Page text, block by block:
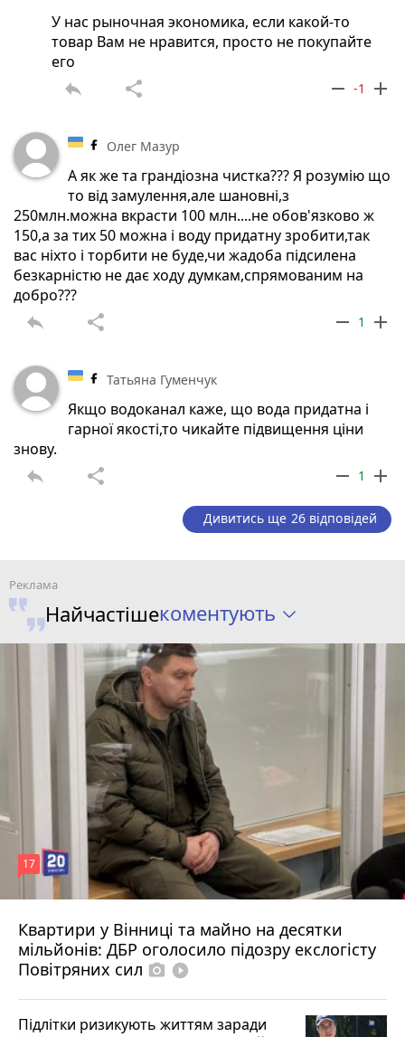
У нас рыночная экономика, если какой-то
товар Вам не нравится, просто не покупайте
его
reply share remove -1 add
Олег Мазур
А як же та грандіозна чистка??? Я розумію що
то від замулення,але шановні,з
250млн.можна вкрасти 100 млн....не обов'язково ж
150,а за тих 50 можна і воду придатну зробити,так
вас ніхто і торбити не буде,чи жадоба підсилена
безкарністю не дає ходу думкам,спрямованим на
добро???
reply share remove 1 add
Татьяна Гуменчук
Якщо водоканал каже, що вода придатна і
гарної якості,то чикайте підвищення ціни
знову.
reply share remove 1 add
Дивитись ще 26 відповідей
Найчастішекоментують
Квартири у Вінниці та майно на десятки
мільйонів: ДБР оголосило підозру екслогісту
Повітряних сил photo_camera play_circle_filled
17
Вчора о 10:37
Підлітки ризикують життям заради